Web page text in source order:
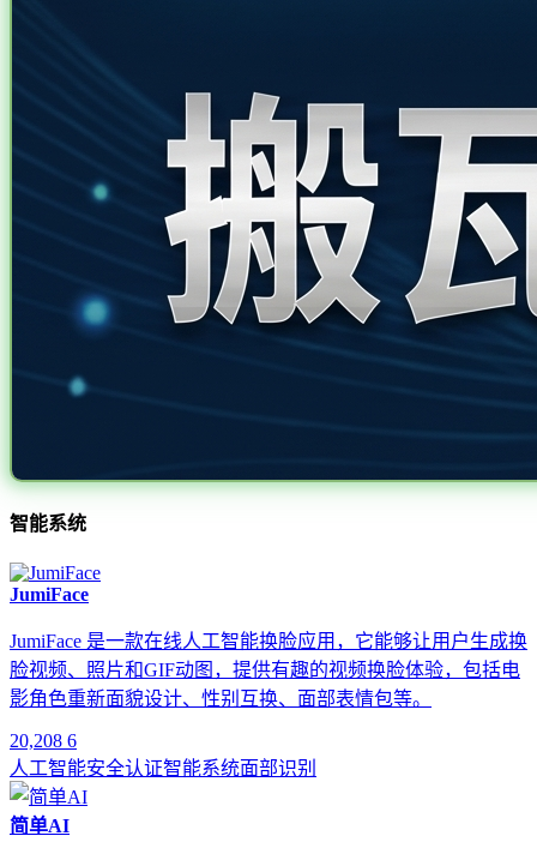
智能系统
JumiFace
JumiFace 是一款在线人工智能换脸应用，它能够让用户生成换
脸视频、照片和GIF动图，提供有趣的视频换脸体验，包括电
影角色重新面貌设计、性别互换、面部表情包等。
20,208 6
人工智能安全认证智能系统面部识别
简单AI